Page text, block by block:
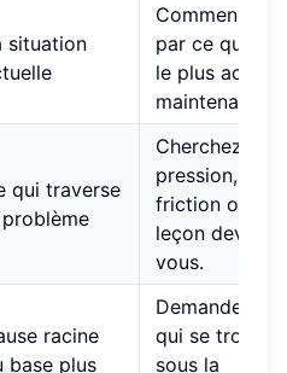
situation
Commencez
par ce qui est
le plus actif
maintenant.
qui traverse
Cherchez la
pression, la
friction ou la
leçon devant
vous.
racine
base plus
Demandez ce
qui se trouve
sous la